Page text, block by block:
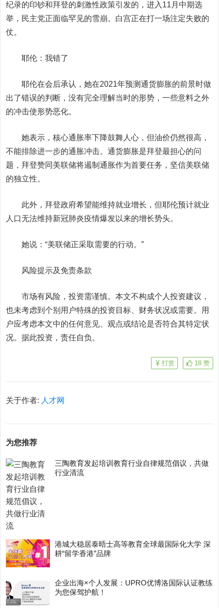
纪录的印钞和拜登的刺激性政策引发的，进入11月中期选
举，民主党正面临罕见的雪崩。 白宫正在打一场注定失败的
仗。
耶伦：我错了
耶伦在会后承认，她在2021年预测通货膨胀的前景时做
出了错误的判断 ，没有完全理解当时的形势，一些意料之外
的冲击使形势恶化。
她表示，核心通胀率下降鼓舞人心，但油价仍然很高，
不能排除进一步的通胀冲击。通货膨胀是拜登最担心的问
题，拜登赞同美联储将遏制通胀作为首要任务，坚信美联储
的独立性。
此外，拜登政府希望能维持就业增长，但耶伦预计就业
人口无法维持新冠肺炎疫情爆发以来的增长势头。
她说：“美联储正采取需要的行动。”
风险提示及免责条款
市场有风险，投资需谨慎。本文不构成个人投资建议，
也未考虑到个别用户特殊的投资目标、财务状况或需要。用
户应考虑本文中的任何意见、观点或结论是否符合其特定状
况。据此投资，责任自负。
18 赞
打赏
关于作者: 人才网
为您推荐
三陶教育发起培训教育行业自律规范倡议，共做
行业清流
港城大稳居泰晤士高等教育全球最国际化大学 深
耕“留学香港”品牌
企业出海×个人发展：UPRO优博洛国际认证教练
为您保驾护航！